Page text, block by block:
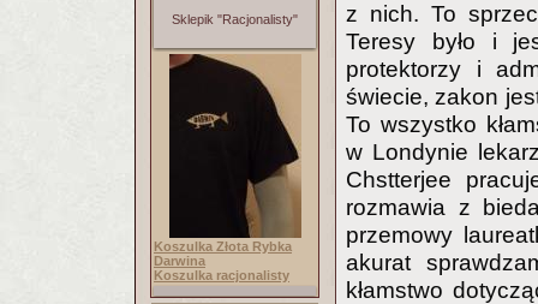
Sklepik "Racjonalisty"
Koszulka Złota Rybka
Darwina
Koszulka racjonalisty
z nich. To
Teresy było i
protektorzy i
świecie, zakon
To wszystko
w Londynie
Chstterjee
rozmawia z
przemowy
akurat
kłamstwo